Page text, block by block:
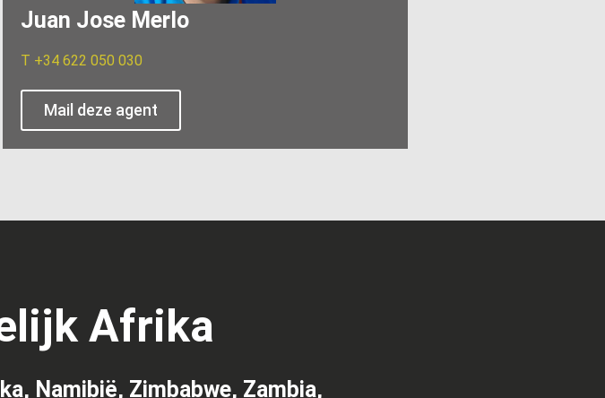
Juan Jose Merlo
T +34 622 050 030
Mail deze agent
Afrika
Namibië, Zimbabwe, Zambia,